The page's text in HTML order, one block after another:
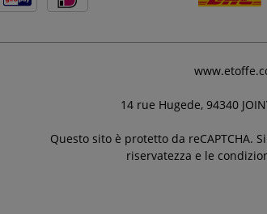
14 rue Hugede, 94340
Questo sito è protetto da reCAPTCHA.
riservatezza e le